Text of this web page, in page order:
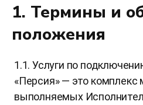
1. Термины и
положения
1.1. Услуги по
«Персия» — это комплекс
выполняемых